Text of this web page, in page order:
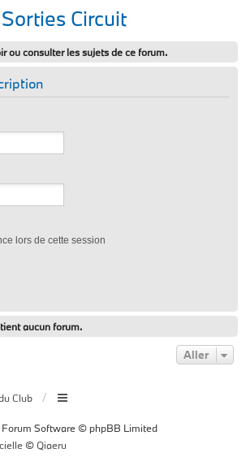
Circuit
ou consulter les sujets de ce forum.
lors de cette session
aucun forum.
Aller
Club
Software © phpBB Limited
©Qiaeru